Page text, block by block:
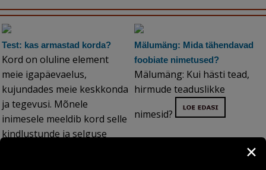
Test: kas armastad korda?
Kord on oluline element
meie igapäevaelus,
kujundades meie keskkonda
ja tegevusi. Mõnele
inimesele meeldib kord selle
kindlustunde ja selguse
Mälumäng: Mida tähendavad
foobiate nimetused?
Mälumäng: Kui hästi tead,
hirmude teaduslikke
nimesid?
✕